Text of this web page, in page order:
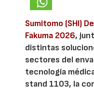
Sumitomo (SHI)
Fakuma 2026,
distintas
sectores del
tecnología
stand 1103, la